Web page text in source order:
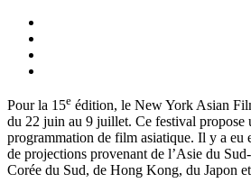
Pour la 15e édition, le New York Asian
du 22 juin au 9 juillet. Ce festival propose
programmation de film asiatique. Il y a eu
de projections provenant de l’Asie du
Corée du Sud, de Hong Kong, du Japon